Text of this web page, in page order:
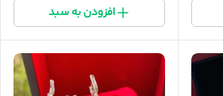
افزودن به سبد